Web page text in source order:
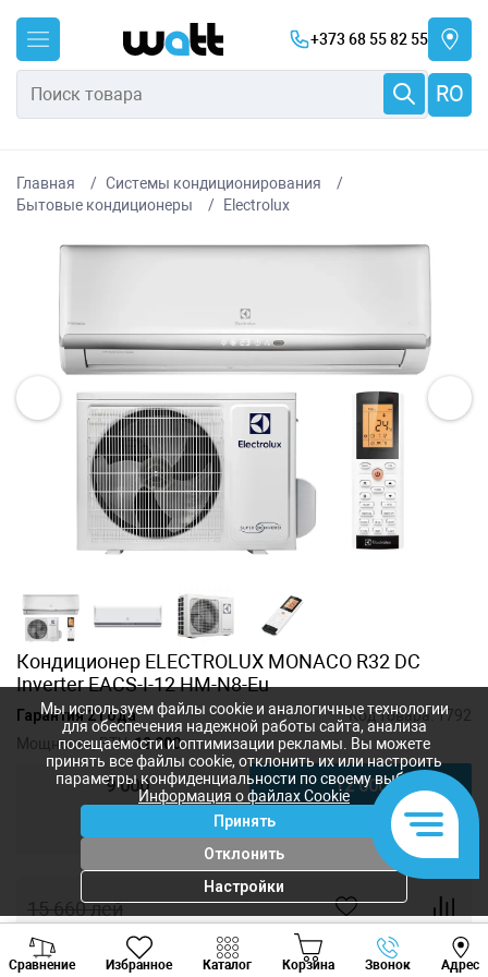
+373 68 55 82 55
RO
Главная
Системы кондиционирования
Бытовые кондиционеры
Electrolux
Кондиционер ELECTROLUX MONACO R32 DC
Inverter EACS-I-12 HM-N8-Eu
Гарантия 2 года Код товара:1792
Мощность, BTU:12 000
9 000 12 000
15 660лей
11 745 лей
Сравнение Избранное Каталог Корзина Звонок Адрес
Viber Whatsapp
Мы используем файлы cookie и аналогичные технологии
для обеспечения надежной работы сайта, анализа
посещаемости и оптимизации рекламы. Вы можете
принять все файлы cookie, отклонить их или настроить
параметры конфиденциальности по своему выбору.
Информация о файлах Cookie
Принять
Отклонить
Настройки